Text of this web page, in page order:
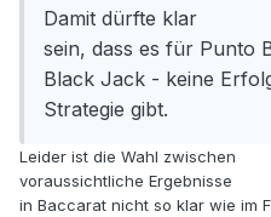
gehe. Heute z.B. 3:10
In rund 400 Tagen
mich ganz gut.
Meine Empfehlung:
Traue keiner Diät. Es ist
um dein Geld zu
Damit dürfte klar
sein, dass es für Punto
Black Jack - keine
Strategie gibt.
Leider ist die Wahl zwischen
voraussichtliche Ergebnisse
in Baccarat nicht so klar wie im